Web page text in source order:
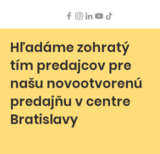
Hľadáme zohratý
tím predajcov pre
našu novootvorenú
predajňu v centre
Bratislavy